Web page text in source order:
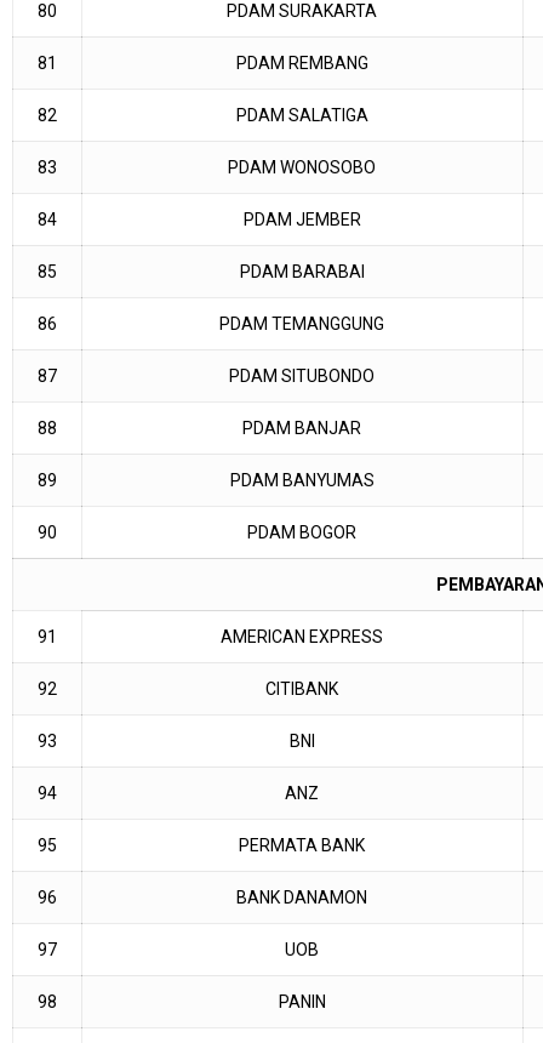
80 PDAM SURAKARTA
81 PDAM REMBANG
82 PDAM SALATIGA
83 PDAM WONOSOBO
84 PDAM JEMBER
85 PDAM BARABAI
86 PDAM TEMANGGUNG
87 PDAM SITUBONDO
88 PDAM BANJAR
89 PDAM BANYUMAS
90 PDAM BOGOR
91 AMERICAN EXPRESS
92 CITIBANK
93 BNI
94 ANZ
95 PERMATA BANK
96 BANK DANAMON
97 UOB
98 PANIN